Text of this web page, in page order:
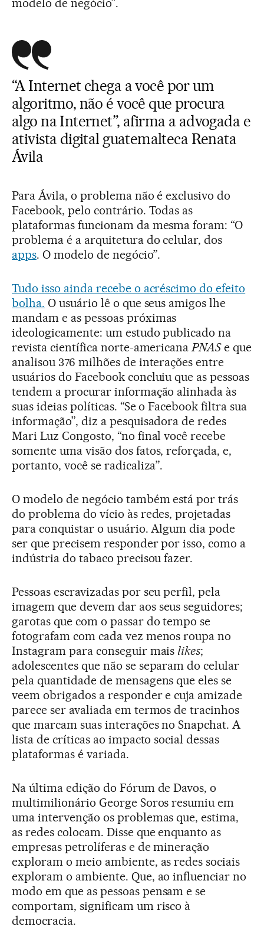
“A Internet chega a você por um
algoritmo, não é você que procura
algo na Internet”, afirma a advogada e
ativista digital guatemalteca Renata
Ávila
Para Ávila, o problema não é exclusivo do
Facebook, pelo contrário. Todas as
plataformas funcionam da mesma foram: “O
problema é a arquitetura do celular, dos
apps. O modelo de negócio”.
Tudo isso ainda recebe o acréscimo do efeito
bolha. O usuário lê o que seus amigos lhe
mandam e as pessoas próximas
ideologicamente: um estudo publicado na
revista científica norte-americana PNASe que
analisou 376 milhões de interações entre
usuários do Facebook concluiu que as pessoas
tendem a procurar informação alinhada às
suas ideias políticas. “Se o Facebook filtra sua
informação”, diz a pesquisadora de redes
Mari Luz Congosto, “no final você recebe
somente uma visão dos fatos, reforçada, e,
portanto, você se radicaliza”.
O modelo de negócio também está por trás
do problema do vício às redes, projetadas
para conquistar o usuário. Algum dia pode
ser que precisem responder por isso, como a
indústria do tabaco precisou fazer.
Pessoas escravizadas por seu perfil, pela
imagem que devem dar aos seus seguidores;
garotas que com o passar do tempo se
fotografam com cada vez menos roupa no
Instagram para conseguir mais likes;
adolescentes que não se separam do celular
pela quantidade de mensagens que eles se
veem obrigados a responder e cuja amizade
parece ser avaliada em termos de tracinhos
que marcam suas interações no Snapchat. A
lista de críticas ao impacto social dessas
plataformas é variada.
Na última edição do Fórum de Davos, o
multimilionário George Soros resumiu em
uma intervenção os problemas que, estima,
as redes colocam. Disse que enquanto as
empresas petrolíferas e de mineração
exploram o meio ambiente, as redes sociais
exploram o ambiente. Que, ao influenciar no
modo em que as pessoas pensam e se
comportam, significam um risco à
democracia.